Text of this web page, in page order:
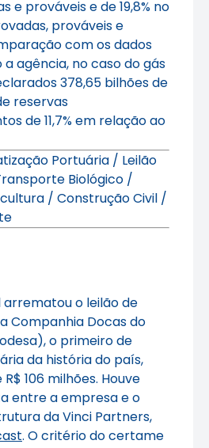
e prováveis e de 19,8% no
prováveis e
com os dados
a agência, no caso do gás
378,65 bilhões de
reservas
de 11,7% em relação ao
Portuária / Leilão
Biológico /
/ Construção Civil /
arrematou o leilão de
Companhia Docas do
o primeiro de
da história do país,
106 milhões. Houve
entre a empresa e o
da Vinci Partners,
. O critério do certame